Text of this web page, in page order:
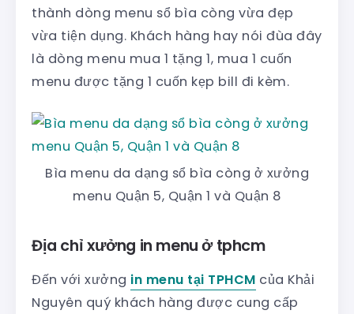
thành dòng menu sổ bìa còng vừa đẹp
vừa tiện dụng. Khách hàng hay nói đùa đây
là dòng menu mua 1 tặng 1, mua 1 cuốn
menu được tặng 1 cuốn kẹp bill đi kèm.
Bìa menu da dạng sổ bìa còng ở xưởng
menu Quận 5, Quận 1 và Quận 8
Địa chỉ xưởng in menu ở tphcm
Đến với xưởng in menu tại TPHCM của Khải
Nguyên quý khách hàng được cung cấp